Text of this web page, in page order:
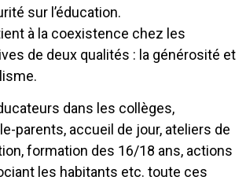
sur l’éducation.
à la coexistence chez les
de deux qualités : la générosité et
dans les collèges,
parents, accueil de jour, ateliers de
formation des 16/18 ans, actions
les habitants etc. toute ces